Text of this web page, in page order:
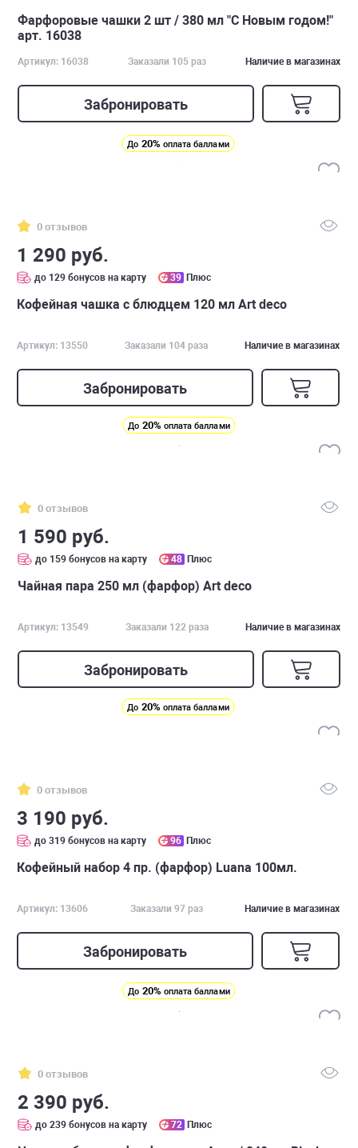
Фарфоровые чашки 2 шт / 380 мл "С Новым годом!"
арт. 16038
Артикул: 16038 Заказали 105 раз Наличие в магазинах
Забронировать
До 20% оплата баллами
0 отзывов
1 290 руб.
до 129 бонусов на карту 39 Плюс
Кофейная чашка с блюдцем 120 мл Art deco
Артикул: 13550 Заказали 104 раза Наличие в магазинах
Забронировать
До 20% оплата баллами
0 отзывов
1 590 руб.
до 159 бонусов на карту 48 Плюс
Чайная пара 250 мл (фарфор) Art deco
Артикул: 13549 Заказали 122 раза Наличие в магазинах
Забронировать
До 20% оплата баллами
0 отзывов
3 190 руб.
до 319 бонусов на карту 96 Плюс
Кофейный набор 4 пр. (фарфор) Luana 100мл.
Артикул: 13606 Заказали 97 раз Наличие в магазинах
Забронировать
До 20% оплата баллами
0 отзывов
2 390 руб.
до 239 бонусов на карту 72 Плюс